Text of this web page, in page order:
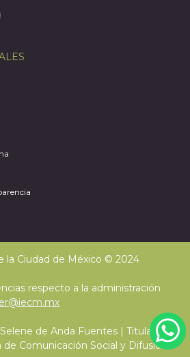
la Ciudad de México © 2024
respecto a la administración
de Anda Fuentes | Titular
de Comunicación Social y Difusión